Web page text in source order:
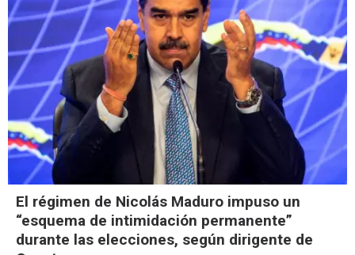
El régimen de Nicolás Maduro impuso un
“esquema de intimidación permanente”
durante las elecciones, según dirigente de